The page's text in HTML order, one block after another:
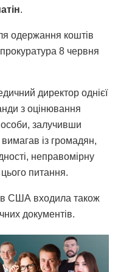
.
одержання коштів
8 червня
директор однієї
з оцінювання
залучивши
вимагав із громадян,
неправомірну
питання.
США входила також
документів.